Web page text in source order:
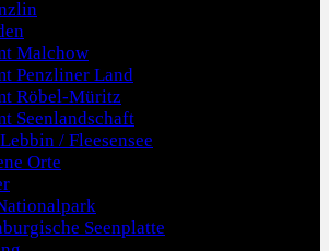
Malchow
Penzliner Land
Röbel-Müritz
Seenlandschaft
/ Fleesensee
Orte
Seenplatte